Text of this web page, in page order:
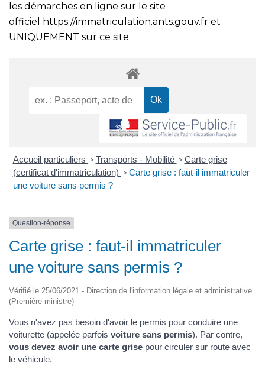
les démarches en ligne sur le site
officiel
https://immatriculation.ants.gouv.fr et
UNIQUEMENT sur ce site.
Accueil particuliers > Transports - Mobilité > Carte grise
(certificat d'immatriculation) > Carte grise : faut-il immatriculer
une voiture sans permis ?
Question-réponse
Carte grise : faut-il immatriculer
une voiture sans permis ?
Vérifié le 25/06/2021 - Direction de l'information légale et administrative
(Première ministre)
Vous n'avez pas besoin d'avoir le permis pour conduire une
voiturette (appelée parfois voiture sans permis). Par contre,
vous devez avoir une carte grise pour circuler sur route avec
le véhicule.